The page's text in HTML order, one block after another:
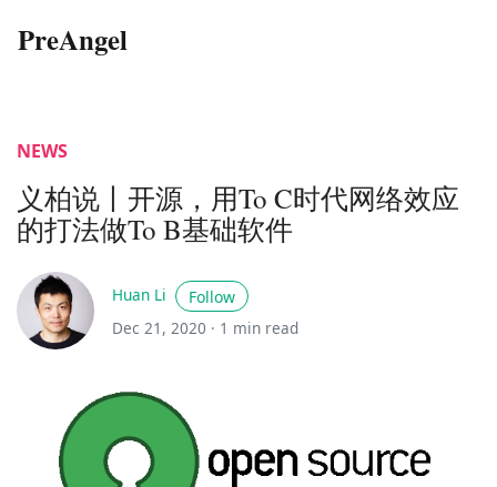
PreAngel
NEWS
义柏说丨开源，用To C时代网络效应
的打法做To B基础软件
Huan Li
Follow
Dec 21, 2020 · 1 min read